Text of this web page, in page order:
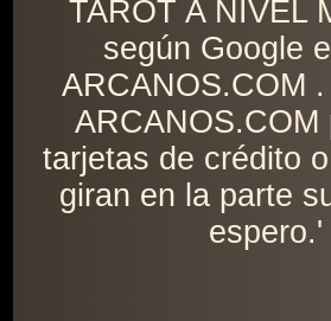
TAROT A NIVEL
según Google
ARCANOS.COM
ARCANOS.COM
tarjetas de crédito
giran en la parte
espero.'